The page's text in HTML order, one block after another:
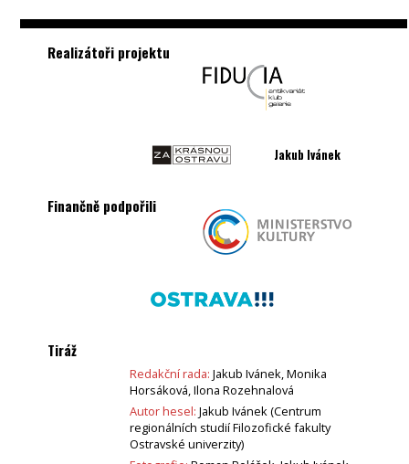
Realizátoři projektu
Jakub Ivánek
Finančně podpořili
Tiráž
Redakční rada: Jakub Ivánek, Monika
Horsáková, Ilona Rozehnalová
Autor hesel: Jakub Ivánek (Centrum
regionálních studií Filozofické fakulty
Ostravské univerzity)